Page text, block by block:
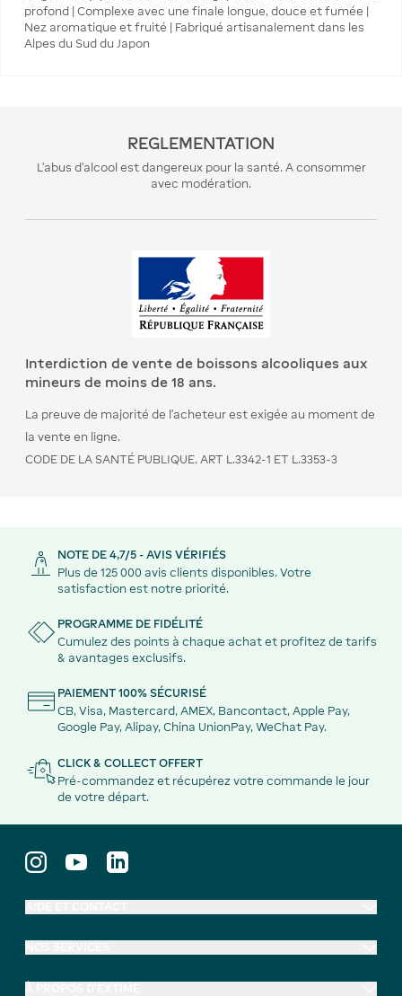
profond | Complexe avec une finale longue, douce et fumée |
Nez aromatique et fruité | Fabriqué artisanalement dans les
Alpes du Sud du Japon
REGLEMENTATION
L’abus d’alcool est dangereux pour la santé. A consommer
avec modération.
Interdiction de vente de boissons alcooliques aux
mineurs de moins de 18 ans.
La preuve de majorité de l’acheteur est exigée au moment de
la vente en ligne.
CODE DE LA SANTÉ PUBLIQUE. ART L.3342-1 ET L.3353-3
NOTE DE 4,7/5 - AVIS VÉRIFIÉS
Plus de 125 000 avis clients disponibles. Votre
satisfaction est notre priorité.
PROGRAMME DE FIDÉLITÉ
Cumulez des points à chaque achat et profitez de tarifs
& avantages exclusifs.
PAIEMENT 100% SÉCURISÉ
CB, Visa, Mastercard, AMEX, Bancontact, Apple Pay,
Google Pay, Alipay, China UnionPay, WeChat Pay.
CLICK & COLLECT OFFERT
Pré-commandez et récupérez votre commande le jour
de votre départ.